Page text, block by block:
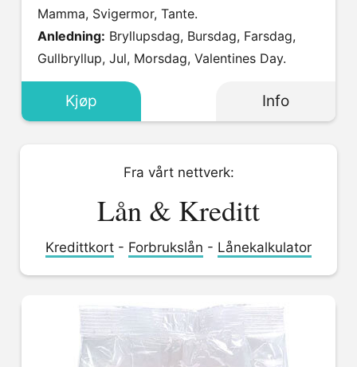
Mamma, Svigermor, Tante.
Anledning: Bryllupsdag, Bursdag, Farsdag,
Gullbryllup, Jul, Morsdag, Valentines Day.
Info
Kjøp
Fra vårt nettverk:
Lån & Kreditt
Kredittkort - Forbrukslån - Lånekalkulator